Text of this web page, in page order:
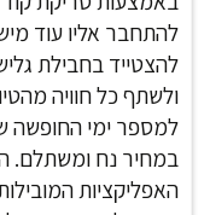
להתחבר אליו עוד
ולשתף כל חוויה
במחיר נח ומשתלם.
האפליקציות